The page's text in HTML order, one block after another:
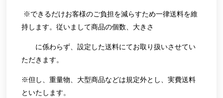
※できるだけお客様のご負担を減らすため一律送料を維
持します。従いまして商品の個数、大きさ
に係わらず、設定した送料にてお取り扱いさせてい
ただきます。
※但し、重量物、大型商品などは規定外とし、実費送料
といたします。